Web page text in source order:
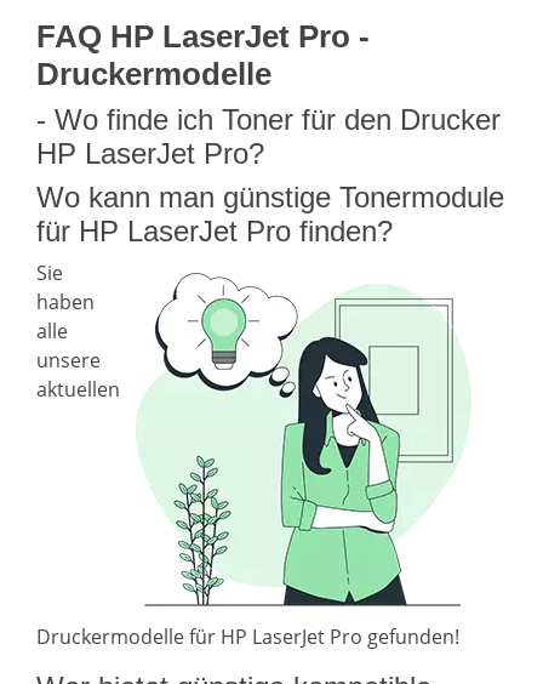
FAQ HP LaserJet Pro -
Druckermodelle
- Wo finde ich Toner für den Drucker
HP LaserJet Pro?
Wo kann man günstige Tonermodule
für HP LaserJet Pro finden?
Sie
haben
alle
unsere
aktuellen
Druckermodelle für HP LaserJet Pro gefunden!